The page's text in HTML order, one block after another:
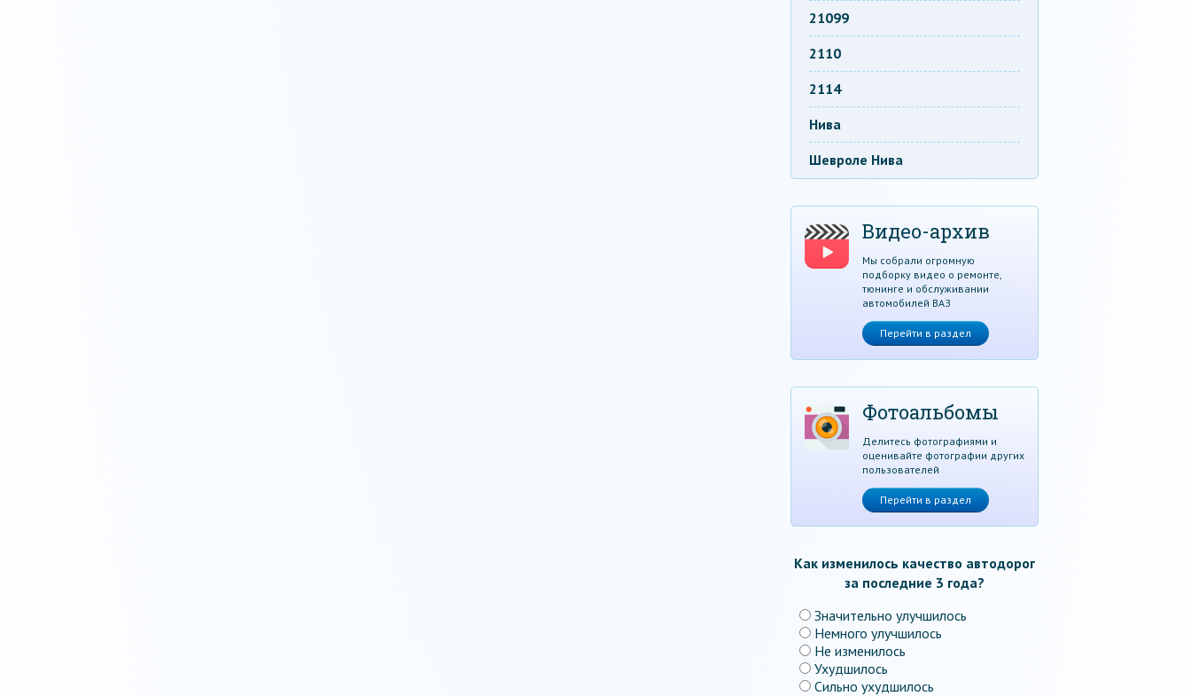
21099
2110
2114
Нива
Шевроле Нива
Видео-архив
Мы собрали огромную
подборку видео о ремонте,
тюнинге и обслуживании
автомобилей ВАЗ
Перейти в раздел
Фотоальбомы
Делитесь фотографиями и
оценивайте фотографии других
пользователей
Перейти в раздел
Как изменилось качество автодорог
за последние 3 года?
Значительно улучшилось
Немного улучшилось
Не изменилось
Ухудшилось
Сильно ухудшилось